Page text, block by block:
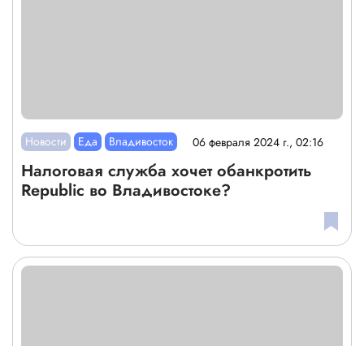
Новости Еда Владивосток 06 февраля 2024 г., 02:16
Налоговая служба хочет обанкротить
Republic во Владивостоке?